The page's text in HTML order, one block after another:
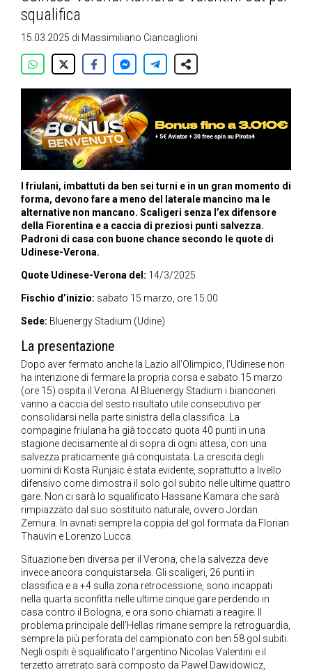
squalifica
15.03.2025 di Massimiliano Ciancaglioni
I friulani, imbattuti da ben sei turni e in un gran momento di
forma, devono fare a meno del laterale mancino ma le
alternative non mancano. Scaligeri senza l’ex difensore
della Fiorentina e a caccia di preziosi punti salvezza.
Padroni di casa con buone chance secondo le quote di
Udinese-Verona.
Quote Udinese-Verona del: 14/3/2025
Fischio d’inizio: sabato 15 marzo, ore 15.00
Sede: Bluenergy Stadium (Udine)
La presentazione
Dopo aver fermato anche la Lazio all’Olimpico, l’Udinese non
ha intenzione di fermare la propria corsa e sabato 15 marzo
(ore 15) ospita il Verona. Al Bluenergy Stadium i bianconeri
vanno a caccia del sesto risultato utile consecutivo per
consolidarsi nella parte sinistra della classifica. La
compagine friulana ha già toccato quota 40 punti in una
stagione decisamente al di sopra di ogni attesa, con una
salvezza praticamente già conquistata. La crescita degli
uomini di Kosta Runjaic è stata evidente, soprattutto a livello
difensivo come dimostra il solo gol subito nelle ultime quattro
gare. Non ci sarà lo squalificato Hassane Kamara che sarà
rimpiazzato dal suo sostituito naturale, ovvero Jordan
Zemura. In avnati sempre la coppia del gol formata da Florian
Thauvin e Lorenzo Lucca.
Situazione ben diversa per il Verona, che la salvezza deve
invece ancora conquistarsela. Gli scaligeri, 26 punti in
classifica e a +4 sulla zona retrocessione, sono incappati
nella quarta sconfitta nelle ultime cinque gare perdendo in
casa contro il Bologna, e ora sono chiamati a reagire. Il
problema principale dell’Hellas rimane sempre la retroguardia,
sempre la più perforata del campionato con ben 58 gol subiti.
Negli ospiti è squalificato l’argentino Nicolas Valentini e il
terzetto arretrato sarà composto da Pawel Dawidowicz,